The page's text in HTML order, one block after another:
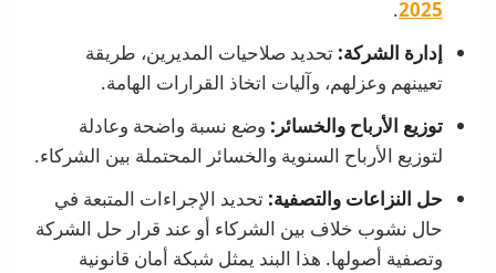
2025
.
إدارة الشركة: تحديد صلاحيات المديرين، طريقة
تعيينهم وعزلهم، وآليات اتخاذ القرارات الهامة.
توزيع الأرباح والخسائر: وضع نسبة واضحة وعادلة
لتوزيع الأرباح السنوية والخسائر المحتملة بين الشركاء.
حل النزاعات والتصفية: تحديد الإجراءات المتبعة في
حال نشوب خلاف بين الشركاء أو عند قرار حل الشركة
وتصفية أصولها. هذا البند يمثل شبكة أمان قانونية